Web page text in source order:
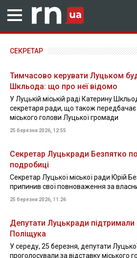
СЕКРЕТАР
Тимчасово керувати Луцьком
Шкльода: що про неї відомо
У Луцькій міській раді Катерину
секретаря ради, що також передбачає
міського голови Луцької громади
25 березня 2026, 12:55
Секретар Луцькради Безпятко
подробиці
Секретар Луцької міської ради Юрій
припинив свої повноваження за
25 березня 2026, 11:26
Депутати Луцькради підтримали
Поліщука
У середу, 25 березня, депутати
проголосували за відставку міського